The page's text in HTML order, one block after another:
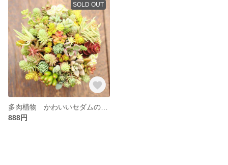
SOLD OUT
888円